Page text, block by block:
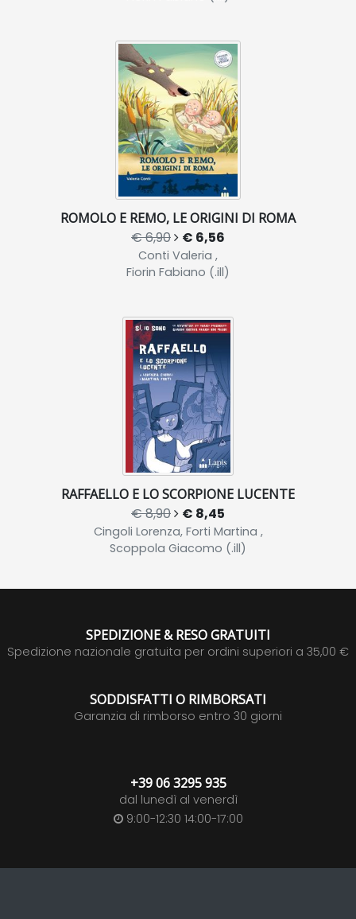
ROMOLO E REMO, LE ORIGINI DI ROMA
€ 6,90 € 6,56
Conti Valeria ,
Fiorin Fabiano (.ill)
RAFFAELLO E LO SCORPIONE LUCENTE
€ 8,90 € 8,45
Cingoli Lorenza, Forti Martina ,
Scoppola Giacomo (.ill)
SPEDIZIONE & RESO GRATUITI
Spedizione nazionale gratuita per ordini superiori a 35,00 €
SODDISFATTI O RIMBORSATI
Garanzia di rimborso entro 30 giorni
+39 06 3295 935
dal lunedì al venerdì
9:00-12:30 14:00-17:00